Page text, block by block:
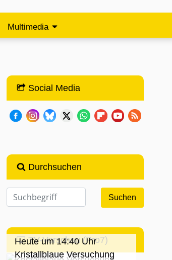
Multimedia
Social Media
Durchsuchen
TV-Vorschau (Pro7)
Heute um 14:40 Uhr
Kristallblaue Versuchung